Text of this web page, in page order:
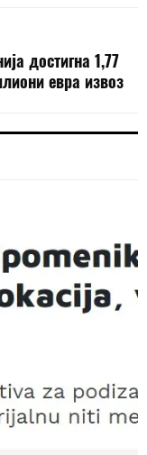
достигна 1,77
евра извоз